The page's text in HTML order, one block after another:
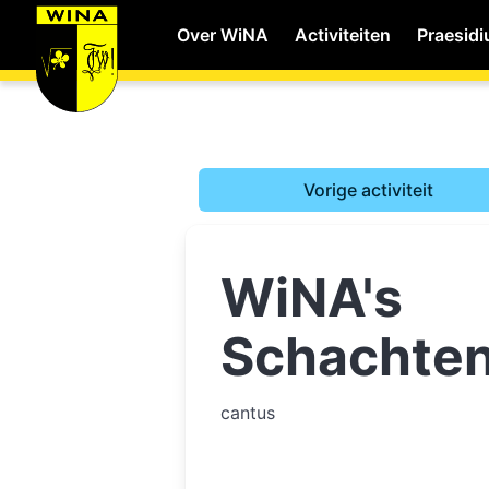
Over WiNA Activiteiten
WiNA
Shop
Studie
Vorige activiteit
WiNA's
cantus